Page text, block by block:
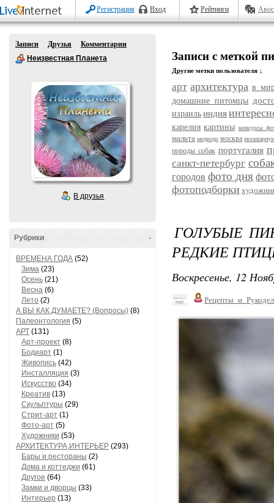
Регистрация Вход Рейтинги
Записи Друзья
Комментарии
Неизвестная Планета
В друзья
-
Рубрики
ВРЕМЕНА ГОДА (52)
Зима (23)
Осень (21)
Весна (6)
Лето (2)
А ВЫ КАК ДУМАЕТЕ? (Вопросы) (8)
Палеонтология (5)
АРТ (131)
Арт-проект (8)
Бодиарт (1)
Живопись (42)
Инсталляция (3)
Искусство (34)
Креатив (13)
Скульптуры (29)
Стрит-арт (1)
Фото-арт (5)
Художники (53)
АРХИТЕКТУРА,ИНТЕРЬЕР (293)
Бары и рестораны (2)
Дома и коттеджи (61)
Другое (64)
Замки и дворцы (33)
Интерьер (13)
Записи с меткой
Другие метки пользователя ↓
арт архитектура в
домашние питомцы
израиль индия
карелия картины конкурсы
мальта медведи москва
породы собак португалия
санкт-петербург
городов фото дня
фотоподборки
ГОЛУБЫЕ
РЕДКИЕ
Воскресенье, 12